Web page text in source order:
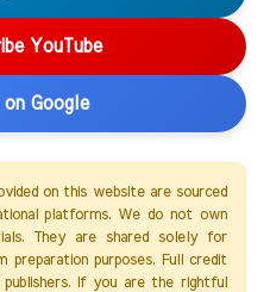
YouTube
on Google
on this website are sourced
platforms. We do not own
They are shared solely for
preparation purposes. Full credit
If you are the rightful